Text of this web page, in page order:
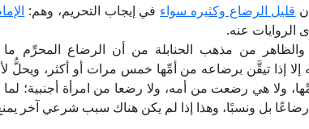
قليل الرضاع وكثيره سواء في ‏إيجاب التحريم، وهم:
الروايات عنه.
والظاهر من مذهب ‏الحنابلة من أن الرضاع
إلا إذا تيقَّن برضاعه من أمِّها ‏خمس مرات أو أكثر، ويحلُّ
ولا هي رضعت من ‏أمه، ولا رضعا من امرأة أجنبية؛
بل ونسبًا، ‏وهذا إذا لم يكن هناك سبب شرعي آخر